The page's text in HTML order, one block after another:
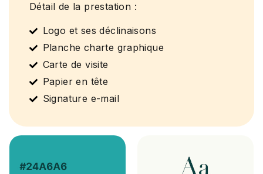
Détail de la prestation :
Logo et ses déclinaisons
Planche charte graphique
Carte de visite
Papier en tête
Signature e-mail